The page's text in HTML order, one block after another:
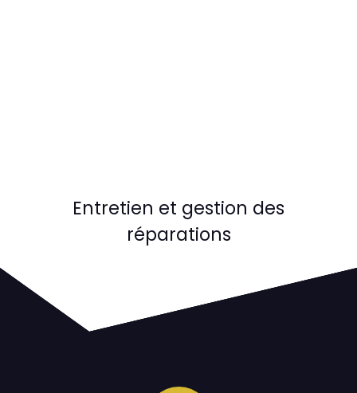
Entretien et gestion des
réparations